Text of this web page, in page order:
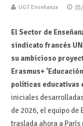
UGT Enseñanza
El Sector de
sindicato francés
su ambicioso
Erasmus+
políticas educativas
iniciales
de 2026, el equipo de
traslada ahora a